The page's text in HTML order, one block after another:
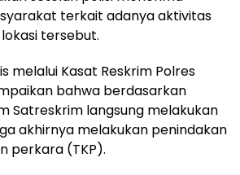
terkait adanya aktivitas
tersebut.
melalui Kasat Reskrim Polres
bahwa berdasarkan
Satreskrim langsung melakukan
akhirnya melakukan penindakan
perkara (TKP).